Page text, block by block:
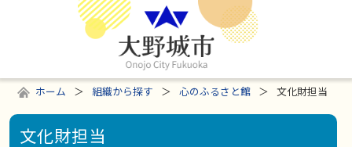
ホーム 組織から探す 心のふるさと館 文化財担当
文化財担当